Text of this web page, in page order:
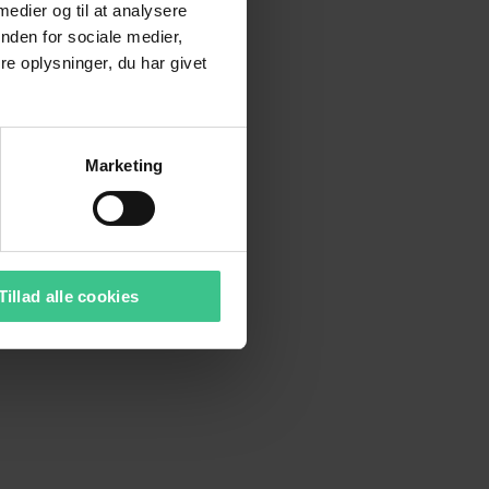
og til at analysere
for sociale medier,
oplysninger, du har givet
Marketing
alle cookies